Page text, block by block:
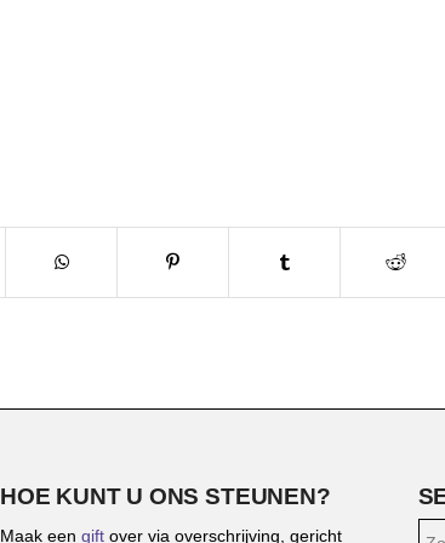
HOE KUNT U ONS STEUNEN?
Maak een giftover via overschrijving, gericht